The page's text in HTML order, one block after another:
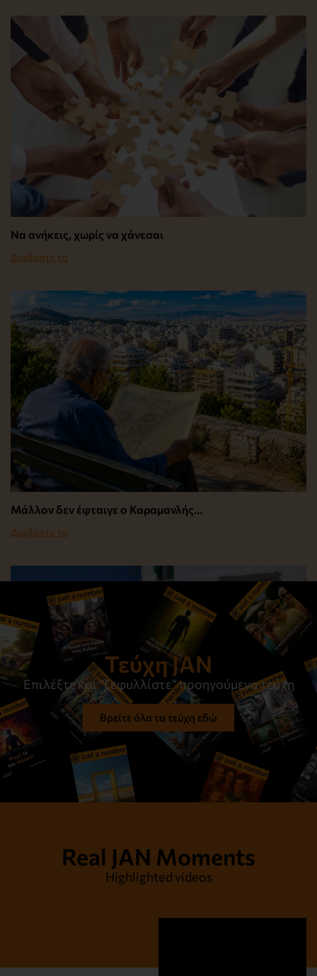
Να ανήκεις, χωρίς να χάνεσαι
Διαβάστε το
Μάλλον δεν έφταιγε ο Καραμανλής…
Διαβάστε το
Στον ίσκιο του μεσημεριού
Τεύχη JAN
Επιλέξτε και “ξεφυλλίστε” προηγούμενα τεύχη
Βρείτε όλα τα τεύχη εδώ
Real JAN Moments
Highlighted videos